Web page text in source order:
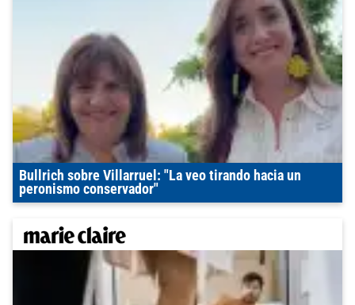
Bullrich sobre Villarruel: "La veo tirando hacia un
peronismo conservador"